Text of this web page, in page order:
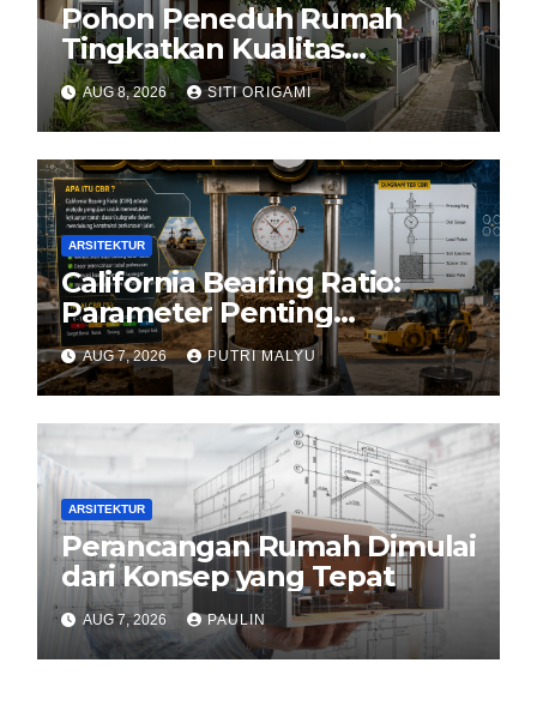
Pohon Peneduh Rumah
Tingkatkan Kualitas
Arsitektur Hunian
AUG 8, 2026 SITI ORIGAMI
ARSITEKTUR
California Bearing Ratio:
Parameter Penting
Kekuatan Tanah Konstruksi
AUG 7, 2026 PUTRI MALYU
ARSITEKTUR
Perancangan Rumah Dimulai
dari Konsep yang Tepat
AUG 7, 2026 PAULIN